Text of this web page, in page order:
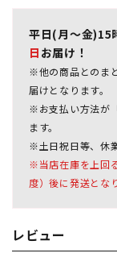
平日(月～金)15
日 お届け！
※他の商品とのま
届けとなります。
※お支払い方法が
ます。
※土日祝日等、休
※当店在庫を上回
度）後に発送とな
レビュー